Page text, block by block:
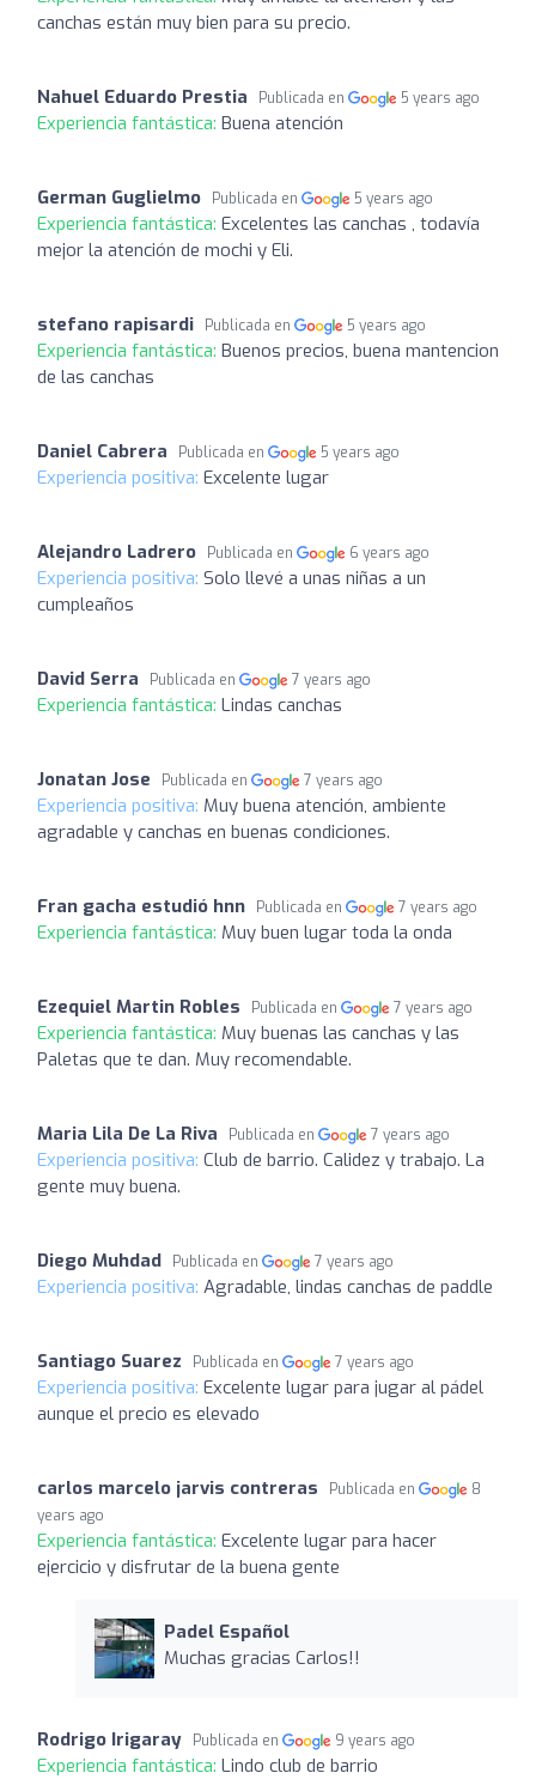
canchas están muy bien para su precio.
Nahuel Eduardo Prestia Publicada en 5 years ago
Experiencia fantástica: Buena atención
German Guglielmo Publicada en 5 years ago
Experiencia fantástica: Excelentes las canchas , todavía
mejor la atención de mochi y Eli.
stefano rapisardi Publicada en 5 years ago
Experiencia fantástica: Buenos precios, buena mantencion
de las canchas
Daniel Cabrera Publicada en 5 years ago
Experiencia positiva: Excelente lugar
Alejandro Ladrero Publicada en 6 years ago
Experiencia positiva: Solo llevé a unas niñas a un
cumpleaños
David Serra Publicada en 7 years ago
Experiencia fantástica: Lindas canchas
Jonatan Jose Publicada en 7 years ago
Experiencia positiva: Muy buena atención, ambiente
agradable y canchas en buenas condiciones.
Fran gacha estudió hnn Publicada en 7 years ago
Experiencia fantástica: Muy buen lugar toda la onda
Ezequiel Martin Robles Publicada en 7 years ago
Experiencia fantástica: Muy buenas las canchas y las
Paletas que te dan. Muy recomendable.
Maria Lila De La Riva Publicada en 7 years ago
Experiencia positiva: Club de barrio. Calidez y trabajo. La
gente muy buena.
Diego Muhdad Publicada en 7 years ago
Experiencia positiva: Agradable, lindas canchas de paddle
Santiago Suarez Publicada en 7 years ago
Experiencia positiva: Excelente lugar para jugar al pádel
aunque el precio es elevado
carlos marcelo jarvis contreras Publicada en
8
years ago
Experiencia fantástica: Excelente lugar para hacer
ejercicio y disfrutar de la buena gente
Padel Español
Muchas gracias Carlos!!
Rodrigo Irigaray Publicada en 9 years ago
Experiencia fantástica: Lindo club de barrio